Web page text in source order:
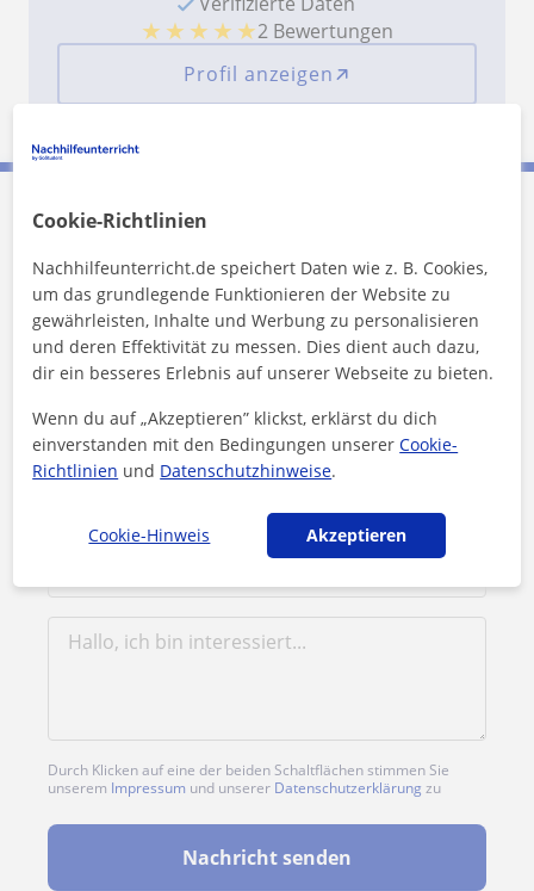
★ ★ ★ ★ ★2 Bewertungen
Profil anzeigen
Jelena kontaktieren
Preis pro Stunde 15 €/h
1. Lektion kostenlos
Durch Klicken auf eine der beiden Schaltflächen stimmen Sie
unserem Impressum und unserer Datenschutzerklärung zu
Nachricht senden
Cookie-Richtlinien
Nachhilfeunterricht.de speichert Daten wie z. B. Cookies,
um das grundlegende Funktionieren der Website zu
gewährleisten, Inhalte und Werbung zu personalisieren
und deren Effektivität zu messen. Dies dient auch dazu,
dir ein besseres Erlebnis auf unserer Webseite zu bieten.
Wenn du auf „Akzeptieren” klickst, erklärst du dich
einverstanden mit den Bedingungen unsererCookie-
Richtlinien und Datenschutzhinweise.
Cookie-Hinweis Akzeptieren